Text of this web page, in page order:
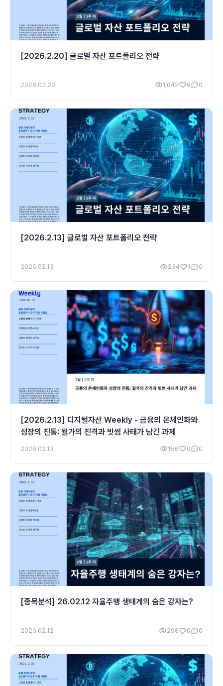
[2026.2.20] 글로벌 자산 포트폴리오 전략
2026.02.20 1,042 6 0
[2026.2.13] 글로벌 자산 포트폴리오 전략
2026.02.13 234 1 0
[2026.2.13] 디지털자산 Weekly - 금융의 온체인화와
성장의 진통: 월가의 진격과 빗썸 사태가 남긴 과제
2026.02.13 156 0 0
[종목분석] 26.02.12 자율주행 생태계의 숨은 강자는?
2026.02.12 298 0 0